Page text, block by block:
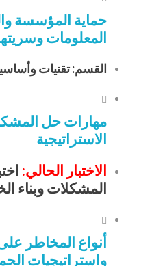
حماية المؤسسة
المعلومات
القسم: تقنيات
مهارات حل
الاستراتيجية
الاختبار الحالي:
المشكلات وبناء
أنواع المخاطر
واستراتيجيات